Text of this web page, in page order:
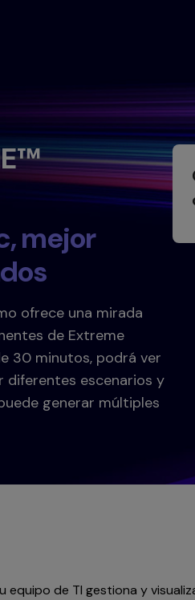
mejor
ofrece una mirada
de Extreme
30 minutos, podrá ver
diferentes escenarios y
generar múltiples
de TI gestiona y